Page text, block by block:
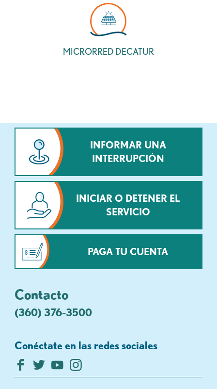
MICRORRED DECATUR
INFORMAR UNA
INTERRUPCIÓN
INICIAR O DETENER EL
SERVICIO
PAGA TU CUENTA
Contacto
(360) 376-3500
Conéctate en las redes sociales